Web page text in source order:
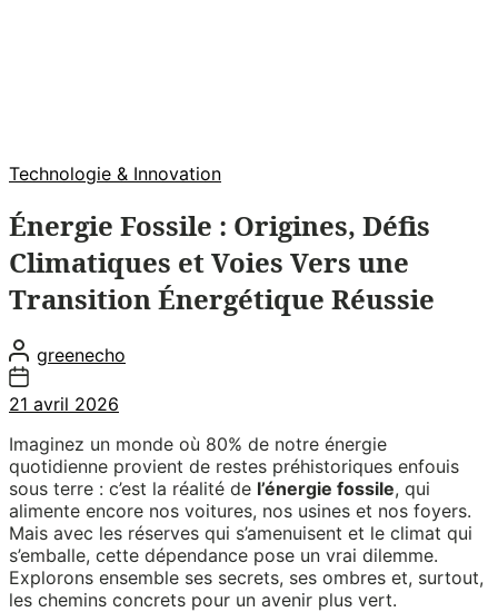
Technologie & Innovation
Énergie Fossile : Origines, Défis
Climatiques et Voies Vers une
Transition Énergétique Réussie
greenecho
21 avril 2026
Imaginez un monde où 80% de notre énergie
quotidienne provient de restes préhistoriques enfouis
sous terre : c’est la réalité de l’énergie fossile, qui
alimente encore nos voitures, nos usines et nos foyers.
Mais avec les réserves qui s’amenuisent et le climat qui
s’emballe, cette dépendance pose un vrai dilemme.
Explorons ensemble ses secrets, ses ombres et, surtout,
les chemins concrets pour un avenir plus vert.